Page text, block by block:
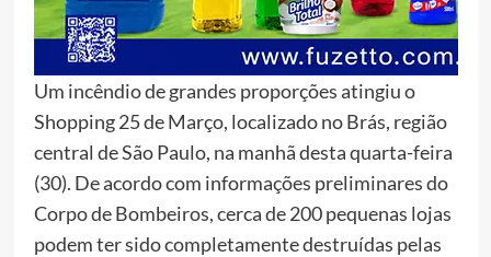
Um incêndio de grandes proporções atingiu o
Shopping 25 de Março, localizado no Brás, região
central de São Paulo, na manhã desta quarta-feira
(30). De acordo com informações preliminares do
Corpo de Bombeiros, cerca de 200 pequenas lojas
podem ter sido completamente destruídas pelas